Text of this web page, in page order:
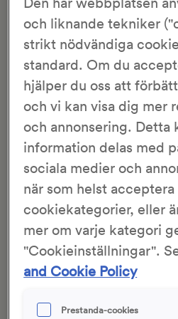
Hem > Recept > Krutonger
KRUTONGER AV
KronJäst
10 min
Ta till vara det bröd som inte
3.67/5
3 Röster
Gör så här:
och liknande tekniker
strikt nödvändiga
standard. Om du
hjälper du oss att
och vi kan visa dig mer
och annonsering. Detta
information delas med
sociala medier och
när som helst
cookiekategorier, eller
mer om varje kategori
"Cookieinställningar".
and Cookie Policy
Prestanda-cookies